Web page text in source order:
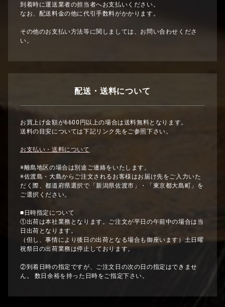
到着時に運送業者の担当者へお支払いください。
なお、配送料金の他に代引手数料がかかります。
その他のお支払い方法等に関しましては、お問い合わせくださ
い。
配送・送料について
お買上げ金額が6600円以上の場合は送料無料となります。
送料の目安については下記リンク先をご参照下さい。
お支払い・送料について
※離島地区の場合は別途ご連絡をいたします。
※佐渡島・大島からご注文されるお客様はお届け先をご入力いた
だく際、都道府県選択で「新潟県佐渡市」・「東京都大島町」を
ご選択ください。
■日時指定について
①出荷は本社業務となります。ご注文が平日の午前中の場合は当
日出荷となります。
（但し、事情により後日の出荷となる場合も御座います）土日曜
祝祭日の出荷業務は停止しております。
②到着日時の指定ですが、ご注文日の次の日の指定はできませ
ん。 数日余裕を持った日時をご指定下さい。